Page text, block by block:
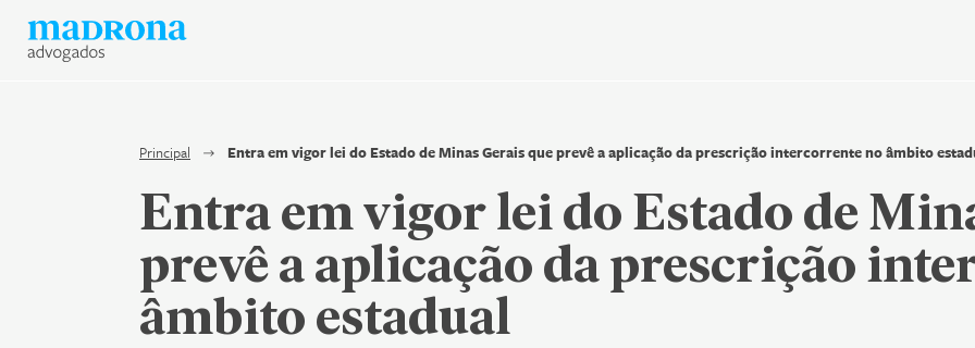
Hub Madrona
Proteção e Privacidade de dados
Contato
Newsletter
Principal Entra em vigor lei do Estado de Minas Gerais que prevê a aplicação da prescrição intercorrente no âmbito
Entra em vigor lei do Estado de
prevê a aplicação da prescrição
âmbito estadual